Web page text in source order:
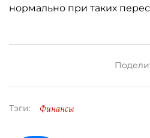
нормально при таких
Тэги: Финансы